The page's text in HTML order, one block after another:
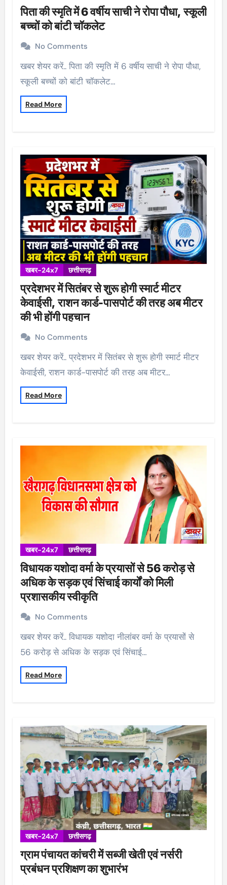
पिता की स्मृति में 6 वर्षीय साची ने रोपा पौधा, स्कूली
बच्चों को बांटी चॉकलेट
No Comments
खबर शेयर करें.. पिता की स्मृति में 6 वर्षीय साची ने रोपा पौधा,
स्कूली बच्चों को बांटी चॉकलेट…
Read More
खबर-24x7 छत्तीसगढ़
प्रदेशभर में सितंबर से शुरू होगी स्मार्ट मीटर
केवाईसी, राशन कार्ड-पासपोर्ट की तरह अब मीटर
की भी होंगी पहचान
No Comments
खबर शेयर करें.. प्रदेशभर में सितंबर से शुरू होगी स्मार्ट मीटर
केवाईसी, राशन कार्ड-पासपोर्ट की तरह अब मीटर…
Read More
खबर-24x7 छत्तीसगढ़
विधायक यशोदा वर्मा के प्रयासों से 56 करोड़ से
अधिक के सड़क एवं सिंचाई कार्यों को मिली
प्रशासकीय स्वीकृति
No Comments
खबर शेयर करें.. विधायक यशोदा नीलांबर वर्मा के प्रयासों से
56 करोड़ से अधिक के सड़क एवं सिंचाई…
Read More
खबर-24x7 छत्तीसगढ़
ग्राम पंचायत कांचरी में सब्जी खेती एवं नर्सरी
प्रबंधन प्रशिक्षण का शुभारंभ